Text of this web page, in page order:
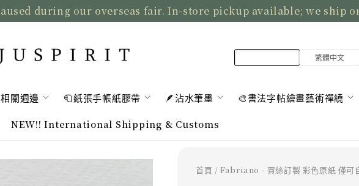
during our overseas fair. In-store pickup available; we ship
關週邊 🧻紙張手帳紙膠帶 🪶沾水筆墨 🎨書法字帖繪畫藝術禪繞
NEW!! International Shipping & Customs
首頁 / Fabriano - 賈絲訂製 彩色原紙 僅可